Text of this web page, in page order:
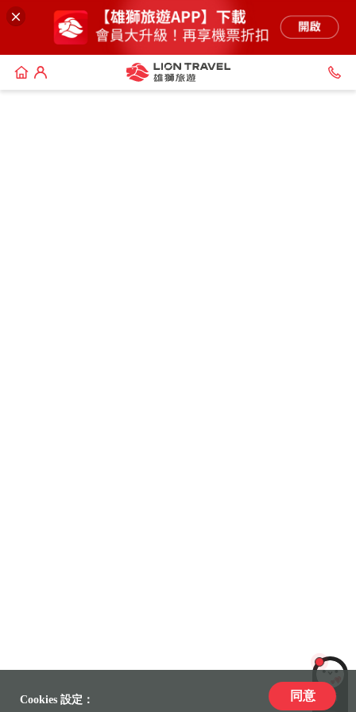
LiLi
Cookies 設定： 同意